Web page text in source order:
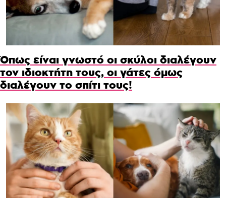
Όπως είναι γνωστό οι σκύλοι διαλέγουν
τον ιδιοκτήτη τους, οι γάτες όμως
διαλέγουν το σπίτι τους!